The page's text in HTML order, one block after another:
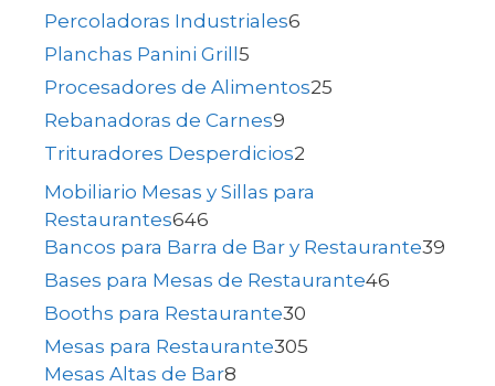
Percoladoras Industriales6
Planchas Panini Grill5
Procesadores de Alimentos25
Rebanadoras de Carnes9
Trituradores Desperdicios2
Mobiliario Mesas y Sillas para
Restaurantes646
Bancos para Barra de Bar y Restaurante39
Bases para Mesas de Restaurante46
Booths para Restaurante30
Mesas para Restaurante305
Mesas Altas de Bar8